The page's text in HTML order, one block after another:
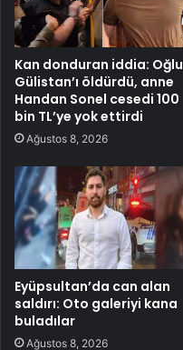
Kan donduran iddia: Oğlu
Gülistan’ı öldürdü, anne
Handan Sonel cesedi 100
bin TL’ye yok ettirdi
Ağustos 8, 2026
Eyüpsultan’da can alan
saldırı: Oto galeriyi kana
buladılar
Ağustos 8, 2026